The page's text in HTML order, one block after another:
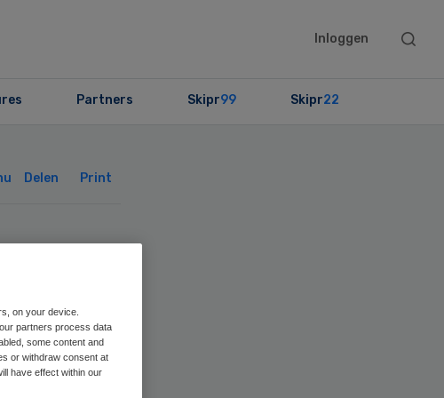
Inloggen
Search
Partners Skipr99 Skipr22
Delen Print
on your device.
partners process data
some content and
or withdraw consent at
have effect within our